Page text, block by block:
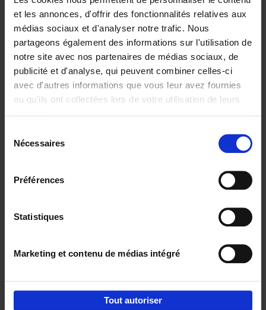
et les annonces, d'offrir des fonctionnalités relatives aux
médias sociaux et d'analyser notre trafic. Nous
partageons également des informations sur l'utilisation de
notre site avec nos partenaires de médias sociaux, de
publicité et d'analyse, qui peuvent combiner celles-ci
avec d'autres informations que vous leur avez fournies
ou qu'ils ont collectées lors de votre utilisation de leurs
Nécessaires
Préférences
Statistiques
Marketing et contenu de médias intégré
Tout autoriser
Building Bonds = Building
Business
Jochen Roef Jozefien De Feyter
Carolien Boom
Couverture souple
2025 200
€29,99
Digital marketing like a PRO -
completely revised edition (EN)